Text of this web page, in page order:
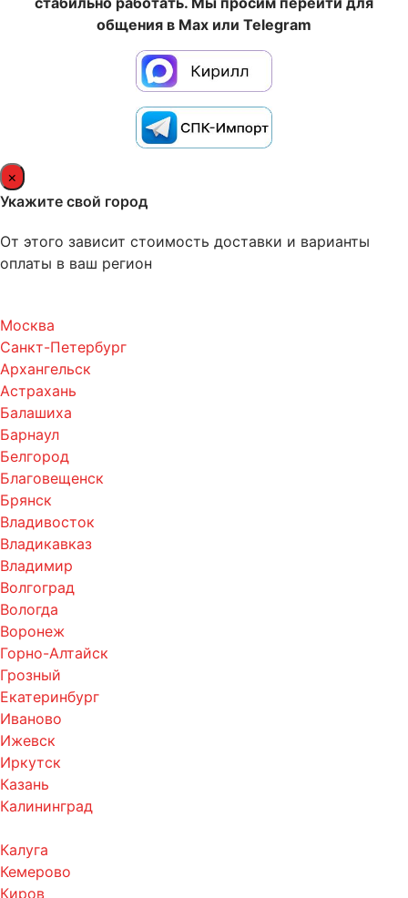
общения в Max или Telegram
×
Укажите свой город
От этого зависит стоимость доставки и варианты
оплаты в ваш регион
Москва
Санкт-Петербург
Архангельск
Астрахань
Балашиха
Барнаул
Белгород
Благовещенск
Брянск
Владивосток
Владикавказ
Владимир
Волгоград
Вологда
Воронеж
Горно-Алтайск
Грозный
Екатеринбург
Иваново
Ижевск
Иркутск
Казань
Калининград
Калуга
Кемерово
Киров